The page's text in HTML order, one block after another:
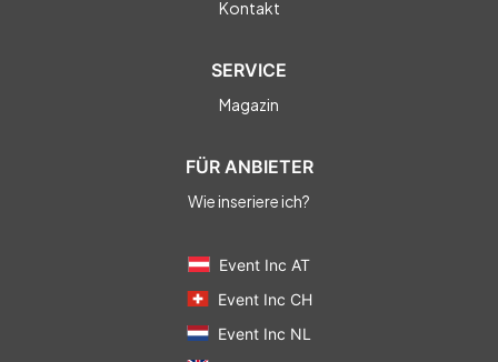
Kontakt
SERVICE
Magazin
FÜR ANBIETER
Wie inseriere ich?
Event Inc AT
Event Inc CH
Event Inc NL